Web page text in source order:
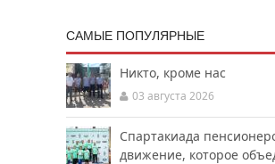
САМЫЕ ПОПУЛЯРНЫЕ
Никто, кроме нас
03 августа 2026
Спартакиада
движение, которое